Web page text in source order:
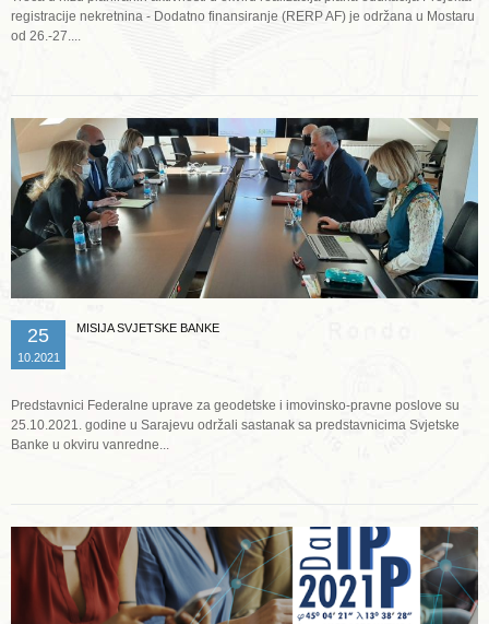
registracije nekretnina - Dodatno finansiranje (RERP AF) je održana u Mostaru
od 26.-27....
25
10.2021
MISIJA SVJETSKE BANKE
Predstavnici Federalne uprave za geodetske i imovinsko-pravne poslove su
25.10.2021. godine u Sarajevu održali sastanak sa predstavnicima Svjetske
Banke u okviru vanredne...